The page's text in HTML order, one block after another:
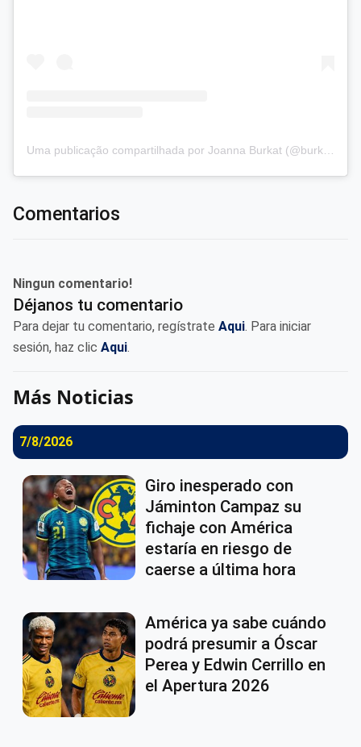
Comentarios
Ningun comentario!
Déjanos tu comentario
Para dejar tu comentario, regístrate Aqui. Para iniciar
sesión, haz clic Aqui.
Más Noticias
7/8/2026
Giro inesperado con
Jáminton Campaz su
fichaje con América
estaría en riesgo de
caerse a última hora
América ya sabe cuándo
podrá presumir a Óscar
Perea y Edwin Cerrillo en
el Apertura 2026